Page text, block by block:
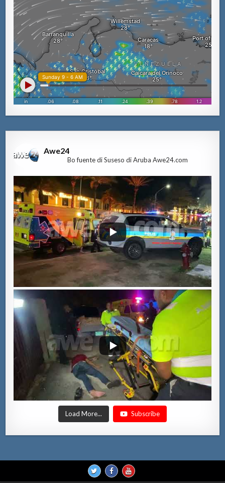
Awe24
Bo fuente di Suseso di Aruba Awe24.com
Load More... Subscribe